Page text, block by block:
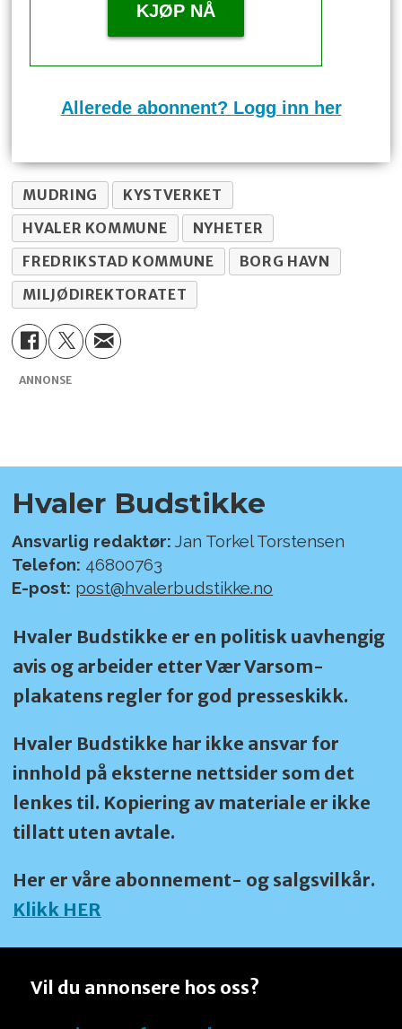
KJØP NÅ
Allerede abonnent? Logg inn her
MUDRING
KYSTVERKET
HVALER KOMMUNE
NYHETER
FREDRIKSTAD KOMMUNE
BORG HAVN
MILJØDIREKTORATET
ANNONSE
Hvaler Budstikke
Ansvarlig redaktør: Jan Torkel Torstensen
Telefon: 46800763
E-post: post@hvalerbudstikke.no
Hvaler Budstikke er en politisk uavhengig
avis og arbeider etter Vær Varsom-
plakatens regler for god presseskikk.
Hvaler Budstikke har ikke ansvar for
innhold på eksterne nettsider som det
lenkes til. Kopiering av materiale er ikke
tillatt uten avtale.
Her er våre abonnement- og salgsvilkår.
Klikk HER
Vil du annonsere hos oss?